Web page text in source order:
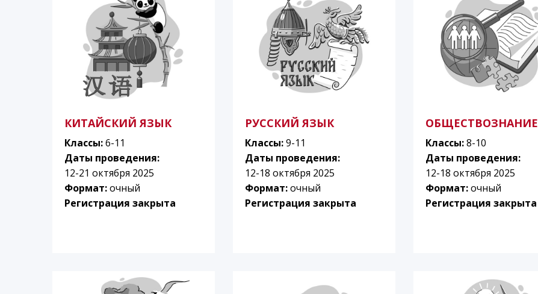
КИТАЙСКИЙ ЯЗЫК
Классы:6-11
Даты проведения:
12-21 октября 2025
Формат:очный
Регистрация закрыта
РУССКИЙ ЯЗЫК
Классы:9-11
Даты проведения:
12-18 октября 2025
Формат:очный
Регистрация закрыта
ОБЩЕСТВОЗНАНИЕ
Классы:8-10
Даты проведения:
12-18 октября 2025
Формат:очный
Регистрация закрыта